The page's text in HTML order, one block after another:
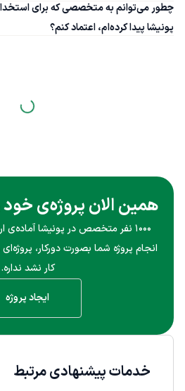
چطور می‌توانم به متخصصی که برای
پونیشا پیدا کرده‌ام، اعتماد کنم؟
همین الان پروژه‌ی
۱۰۰۰ نفر متخصص در پونیشا
انجام پروژه شما بصورت دورکار،
کار نشد نداره.
ایجاد پروژه
خدمات پیشنهادی مرتبط